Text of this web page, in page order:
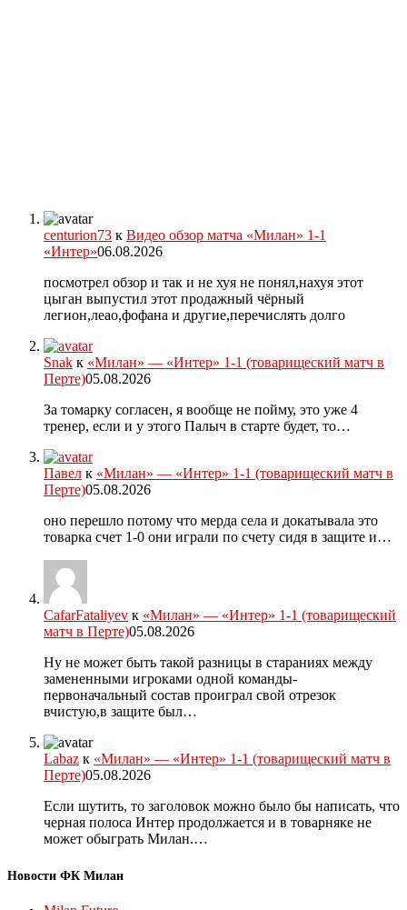
centurion73 к Видео обзор матча «Милан» 1-1
«Интер»06.08.2026
посмотрел обзор и так и не хуя не понял,нахуя этот
цыган выпустил этот продажный чёрный
легион,леао,фофана и другие,перечислять долго
Snak к «Милан» — «Интер» 1-1 (товарищеский матч в
Перте)05.08.2026
За томарку согласен, я вообще не пойму, это уже 4
тренер, если и у этого Палыч в старте будет, то…
Павел к «Милан» — «Интер» 1-1 (товарищеский матч в
Перте)05.08.2026
оно перешло потому что мерда села и докатывала это
товарка счет 1-0 они играли по счету сидя в защите и…
CafarFataliyev к «Милан» — «Интер» 1-1 (товарищеский
матч в Перте)05.08.2026
Ну не может быть такой разницы в стараниях между
замененными игроками одной команды-
первоначальный состав проиграл свой отрезок
вчистую,в защите был…
Labaz к «Милан» — «Интер» 1-1 (товарищеский матч в
Перте)05.08.2026
Если шутить, то заголовок можно было бы написать, что
черная полоса Интер продолжается и в товарняке не
может обыграть Милан.…
Новости ФК Милан